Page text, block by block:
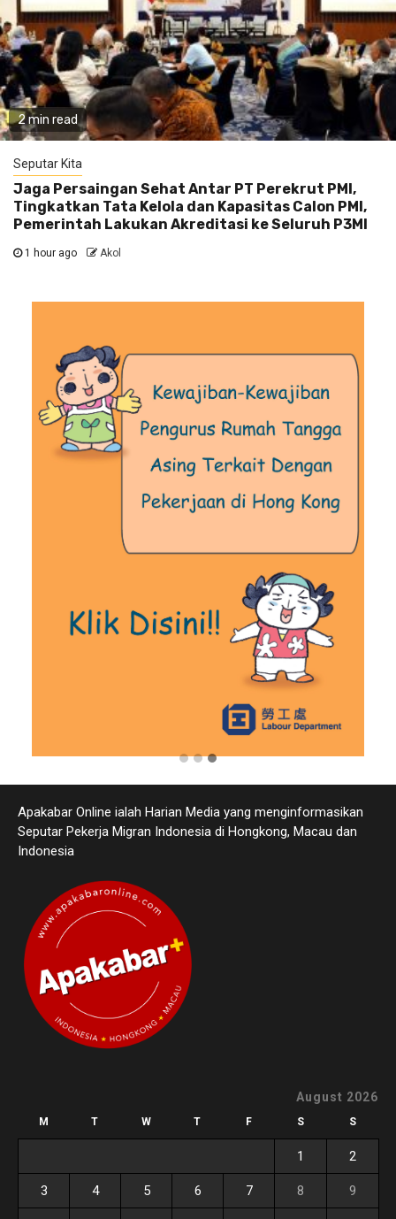
2 min read
Seputar Kita
Jaga Persaingan Sehat Antar PT Perekrut PMI,
Tingkatkan Tata Kelola dan Kapasitas Calon PMI,
Pemerintah Lakukan Akreditasi ke Seluruh P3MI
1 hour ago Akol
Apakabar Online ialah Harian Media yang menginformasikan
Seputar Pekerja Migran Indonesia di Hongkong, Macau dan
Indonesia
August 2026
M T W T F S S
1 2
3 4 5 6 7 8 9